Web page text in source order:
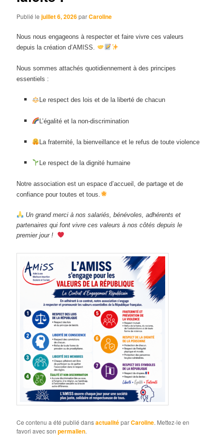
Publié lejuillet 6, 2026parCaroline
Nous nous engageons à respecter et faire vivre ces valeurs
depuis la création d’AMISS.
Nous sommes attachés quotidiennement à des principes
essentiels :
Le respect des lois et de la liberté de chacun
L’égalité et la non-discrimination
La fraternité, la bienveillance et le refus de toute violence
Le respect de la dignité humaine
Notre association est un espace d’accueil, de partage et de
confiance pour toutes et tous.
Un grand merci à nos salariés, bénévoles, adhérents et
partenaires qui font vivre ces valeurs à nos côtés depuis le
premier jour !
Ce contenu a été publié dansactualitéparCaroline. Mettez-le en
favori avec sonpermalien.